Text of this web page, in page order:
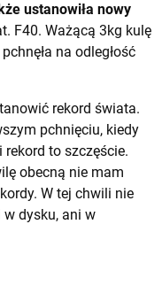
ustanowiła nowy
F40. Ważącą 3kg kulę
na odległość
rekord świata.
pchnięciu, kiedy
rekord to szczęście.
obecną nie mam
W tej chwili nie
dysku, ani w